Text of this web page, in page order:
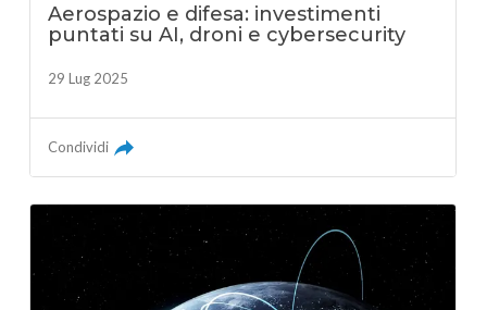
Aerospazio e difesa: investimenti
puntati su AI, droni e cybersecurity
29 Lug 2025
Condividi